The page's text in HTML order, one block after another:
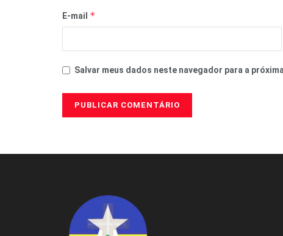
E-mail *
Salvar meus dados neste navegador para a